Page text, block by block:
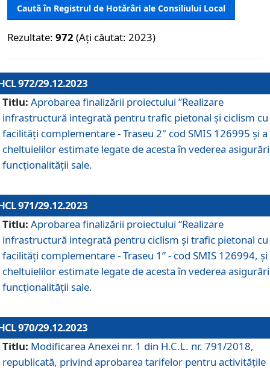
Caută în Registrul de Hotărâri ale Consiliului Local
Rezultate: 972 (Ați căutat: 2023)
972/29.12.2023
Titlu: Aprobarea finalizării proiectului ”Realizare
infrastructură integrată pentru trafic pietonal și ciclism cu
facilități complementare - Traseu 2" cod SMIS 126995 și a
cheltuielilor estimate legate de acesta în vederea
funcționalității sale.
971/29.12.2023
Titlu: Aprobarea finalizării proiectului “Realizare
infrastructură integrată pentru ciclism şi trafic pietonal cu
facilităţi complementare - Traseu 1” - cod SMIS 126994, și
cheltuielilor estimate legate de acesta în vederea
funcționalității sale.
970/29.12.2023
Titlu: Modificarea Anexei nr. 1 din H.C.L. nr. 791/2018,
republicată, privind aprobarea tarifelor pentru activitățile